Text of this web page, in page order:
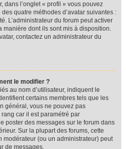
dans l’onglet « profil » vous pouvez
quatre méthodes d’avatar suivantes :
L’administrateur du forum peut activer
manière dont ils sont mis à disposition.
contactez un administrateur du
le modifier ?
au nom d’utilisateur, indiquent le
certains membres tels que les
général, vous ne pouvez pas
rang car il est paramétré par
poster des messages sur le forum dans
Sur la plupart des forums, cette
modérateur (ou un administrateur) peut
de messages.